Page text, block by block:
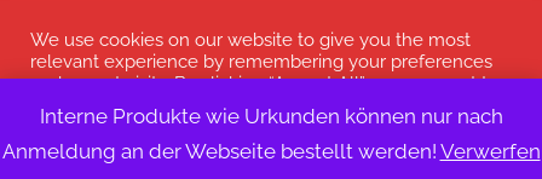
Interne Produkte wie Urkunden können nur nach
Anmeldung an der Webseite bestellt werden! Verwerfen
© 2023 Deutscher Stenka Bund
We use cookies on our website to give you the most
relevant experience by remembering your preferences
and repeat visits. By clicking “Accept All”, you consent to
the use of ALL the cookies. However, you may visit
"Cookie Settings" to provide a controlled consent.